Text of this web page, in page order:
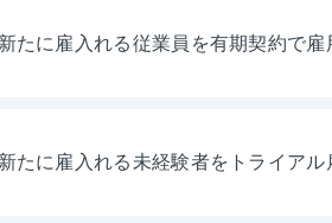
新たに雇入れる従業員を有期契約で
新たに雇入れる未経験者をトライア